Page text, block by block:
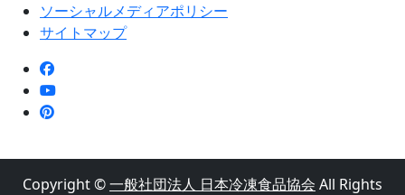
ソーシャルメディアポリシー
サイトマップ
Copyright ©一般社団法人 日本冷凍食品協会 All Rights